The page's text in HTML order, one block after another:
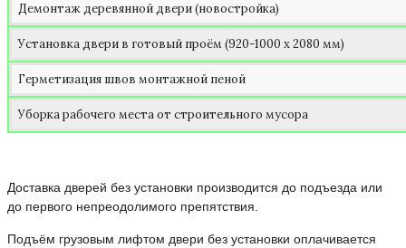
Демонтаж деревянной двери (новостройка)
Установка двери в готовый проём (920-1000 х 2080 мм)
Герметизация швов монтажной пеной
Уборка рабочего места от строительного мусора
Доставка дверей без установки производится до подъезда или
до первого непреодолимого препятствия.
Подъём грузовым лифтом двери без установки оплачивается